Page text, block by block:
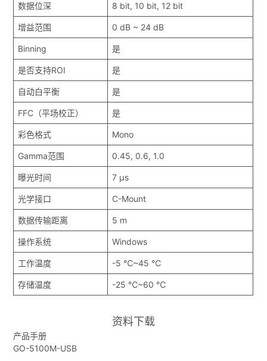
数据位深 8 bit, 10 bit, 12 bit
增益范围 0 dB ~ 24 dB
Binning 是
是否支持ROI 是
自动白平衡 是
FFC（平场校正） 是
彩色格式 Mono
Gamma范围 0.45, 0.6, 1.0
曝光时间 7 μs
光学接口 C-Mount
数据传输距离 5 m
操作系统 Windows
工作温度 -5 ℃~45 ℃
存储温度 -25 ℃~60 ℃
资料下载
产品手册
GO-5100M-USB